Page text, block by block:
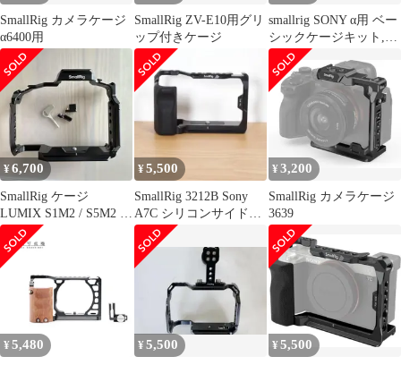
SmallRig カメラケージ
α6400用
SmallRig ZV-E10用グリ
ップ付きケージ
smallrig SONY α用 ベー
シックケージキット,
3668B
¥6,700
SmallRig ケージ
LUMIX S1M2 / S5M2 等
対応 4902
¥5,500
SmallRig 3212B Sony
A7C シリコンサイドハ
ンドル付きケージ
¥3,200
SmallRig カメラケージ
3639
¥ 5,480 ¥5,500 ¥5,500